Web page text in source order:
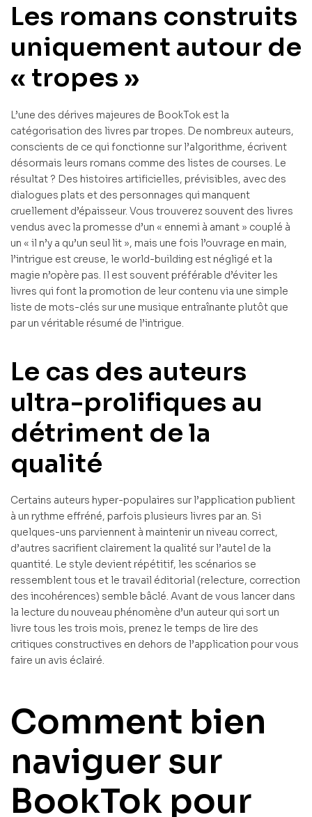
Les romans construits
uniquement autour de
« tropes »
L’une des dérives majeures de BookTok est la
catégorisation des livres par tropes. De nombreux auteurs,
conscients de ce qui fonctionne sur l’algorithme, écrivent
désormais leurs romans comme des listes de courses. Le
résultat ? Des histoires artificielles, prévisibles, avec des
dialogues plats et des personnages qui manquent
cruellement d’épaisseur. Vous trouverez souvent des livres
vendus avec la promesse d’un « ennemi à amant » couplé à
un « il n’y a qu’un seul lit », mais une fois l’ouvrage en main,
l’intrigue est creuse, le world-building est négligé et la
magie n’opère pas. Il est souvent préférable d’éviter les
livres qui font la promotion de leur contenu via une simple
liste de mots-clés sur une musique entraînante plutôt que
par un véritable résumé de l’intrigue.
Le cas des auteurs
ultra-prolifiques au
détriment de la
qualité
Certains auteurs hyper-populaires sur l’application publient
à un rythme effréné, parfois plusieurs livres par an. Si
quelques-uns parviennent à maintenir un niveau correct,
d’autres sacrifient clairement la qualité sur l’autel de la
quantité. Le style devient répétitif, les scénarios se
ressemblent tous et le travail éditorial (relecture, correction
des incohérences) semble bâclé. Avant de vous lancer dans
la lecture du nouveau phénomène d’un auteur qui sort un
livre tous les trois mois, prenez le temps de lire des
critiques constructives en dehors de l’application pour vous
faire un avis éclairé.
Comment bien
naviguer sur
BookTok pour